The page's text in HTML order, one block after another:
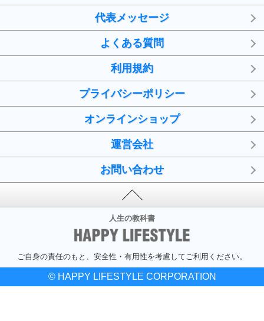
代表メッセージ
よくある質問
利用規約
プライバシーポリシー
オンラインショップ
運営会社
お問い合わせ
人生の教科書
ご自身の責任のもと、安全性・有用性を考慮してご利用ください。
© HAPPY LIFESTYLE CORPORATION